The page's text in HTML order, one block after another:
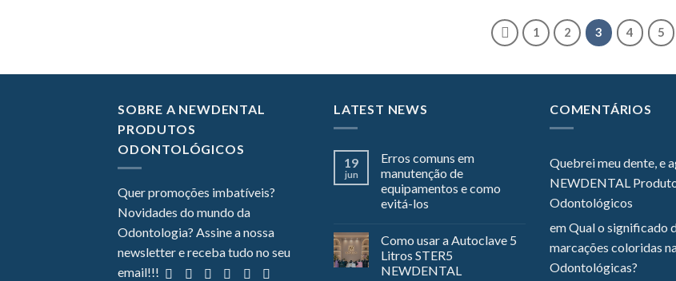
1 2 3 4 5
SOBRE A NEWDENTAL
PRODUTOS
ODONTOLÓGICOS
Quer promoções imbatíveis?
Novidades do mundo da
Odontologia? Assine a nossa
newsletter e receba tudo no seu
email!!!
LATEST NEWS
19
jun
Erros comuns em
manutenção de
equipamentos e como
evitá-los
Como usar a Autoclave 5
Litros STER5
NEWDENTAL
COMENTÁRIOS
Quebrei meu dente, e
NEWDENTAL
Odontológicos
emQual o significado
marcações coloridas
Odontológicas?